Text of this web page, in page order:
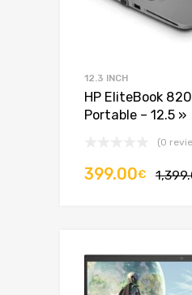
12.3 INCH
HP EliteBook 820
Portable – 12.5 »
(0
399.00€